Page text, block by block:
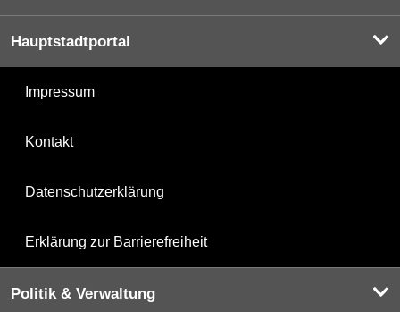
Hauptstadtportal
Impressum
Kontakt
Datenschutzerklärung
Erklärung zur Barrierefreiheit
Politik & Verwaltung